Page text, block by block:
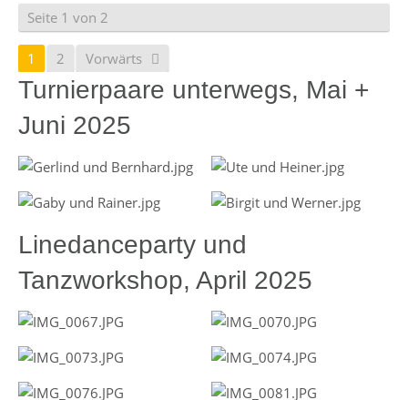
Seite 1 von 2
1 2 Vorwärts
Turnierpaare unterwegs, Mai +
Juni 2025
Linedanceparty und
Tanzworkshop, April 2025